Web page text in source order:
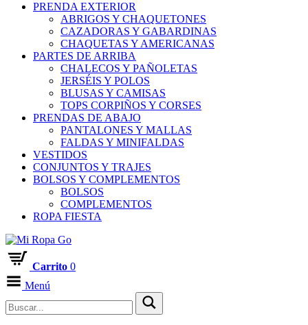
PRENDA EXTERIOR
ABRIGOS Y CHAQUETONES
CAZADORAS Y GABARDINAS
CHAQUETAS Y AMERICANAS
PARTES DE ARRIBA
CHALECOS Y PAÑOLETAS
JERSÉIS Y POLOS
BLUSAS Y CAMISAS
TOPS CORPIÑOS Y CORSES
PRENDAS DE ABAJO
PANTALONES Y MALLAS
FALDAS Y MINIFALDAS
VESTIDOS
CONJUNTOS Y TRAJES
BOLSOS Y COMPLEMENTOS
BOLSOS
COMPLEMENTOS
ROPA FIESTA
Carrito 0
Menú